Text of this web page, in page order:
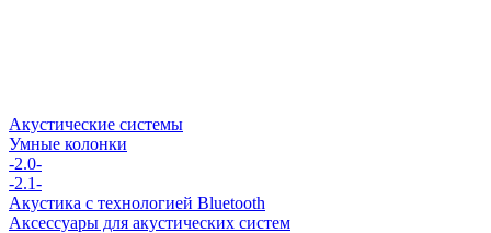
Акустические системы
Умные колонки
-2.0-
-2.1-
Акустика с технологией Bluetooth
Аксессуары для акустических систем